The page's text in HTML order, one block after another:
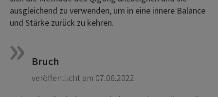
ausgleichend zu verwenden, um in eine innere Balance
und Stärke zurück zu kehren.
Bruch
veröffentlicht am 07.06.2022